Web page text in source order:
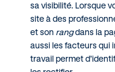
sa visibilité. Lorsque
site à des
et son rangdans la
aussi les facteurs qui
travail permet